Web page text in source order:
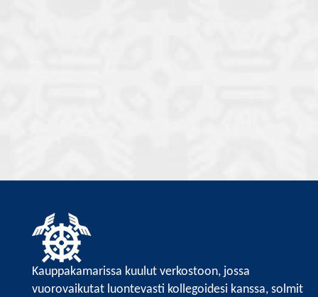
Kauppakamarissa kuulut verkostoon, jossa
vuorovaikutat luontevasti kollegoidesi kanssa, solmit